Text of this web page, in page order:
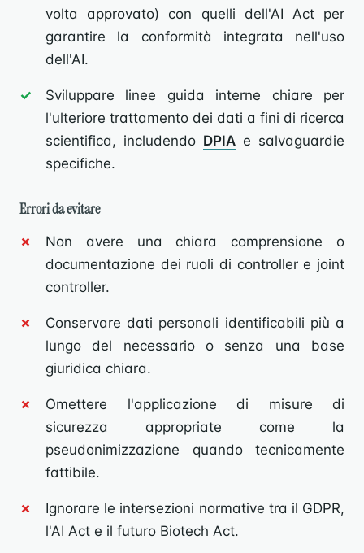
volta approvato) con quelli dell'AI Act per
garantire la conformità integrata nell'uso
dell'AI.
Sviluppare linee guida interne chiare per
l'ulteriore trattamento dei dati a fini di ricerca
scientifica, includendo DPIA e salvaguardie
specifiche.
Errori da evitare
Non avere una chiara comprensione o
documentazione dei ruoli di controller e joint
controller.
Conservare dati personali identificabili più a
lungo del necessario o senza una base
giuridica chiara.
Omettere l'applicazione di misure di
sicurezza appropriate come la
pseudonimizzazione quando tecnicamente
fattibile.
Ignorare le intersezioni normative tra il GDPR,
l'AI Act e il futuro Biotech Act.